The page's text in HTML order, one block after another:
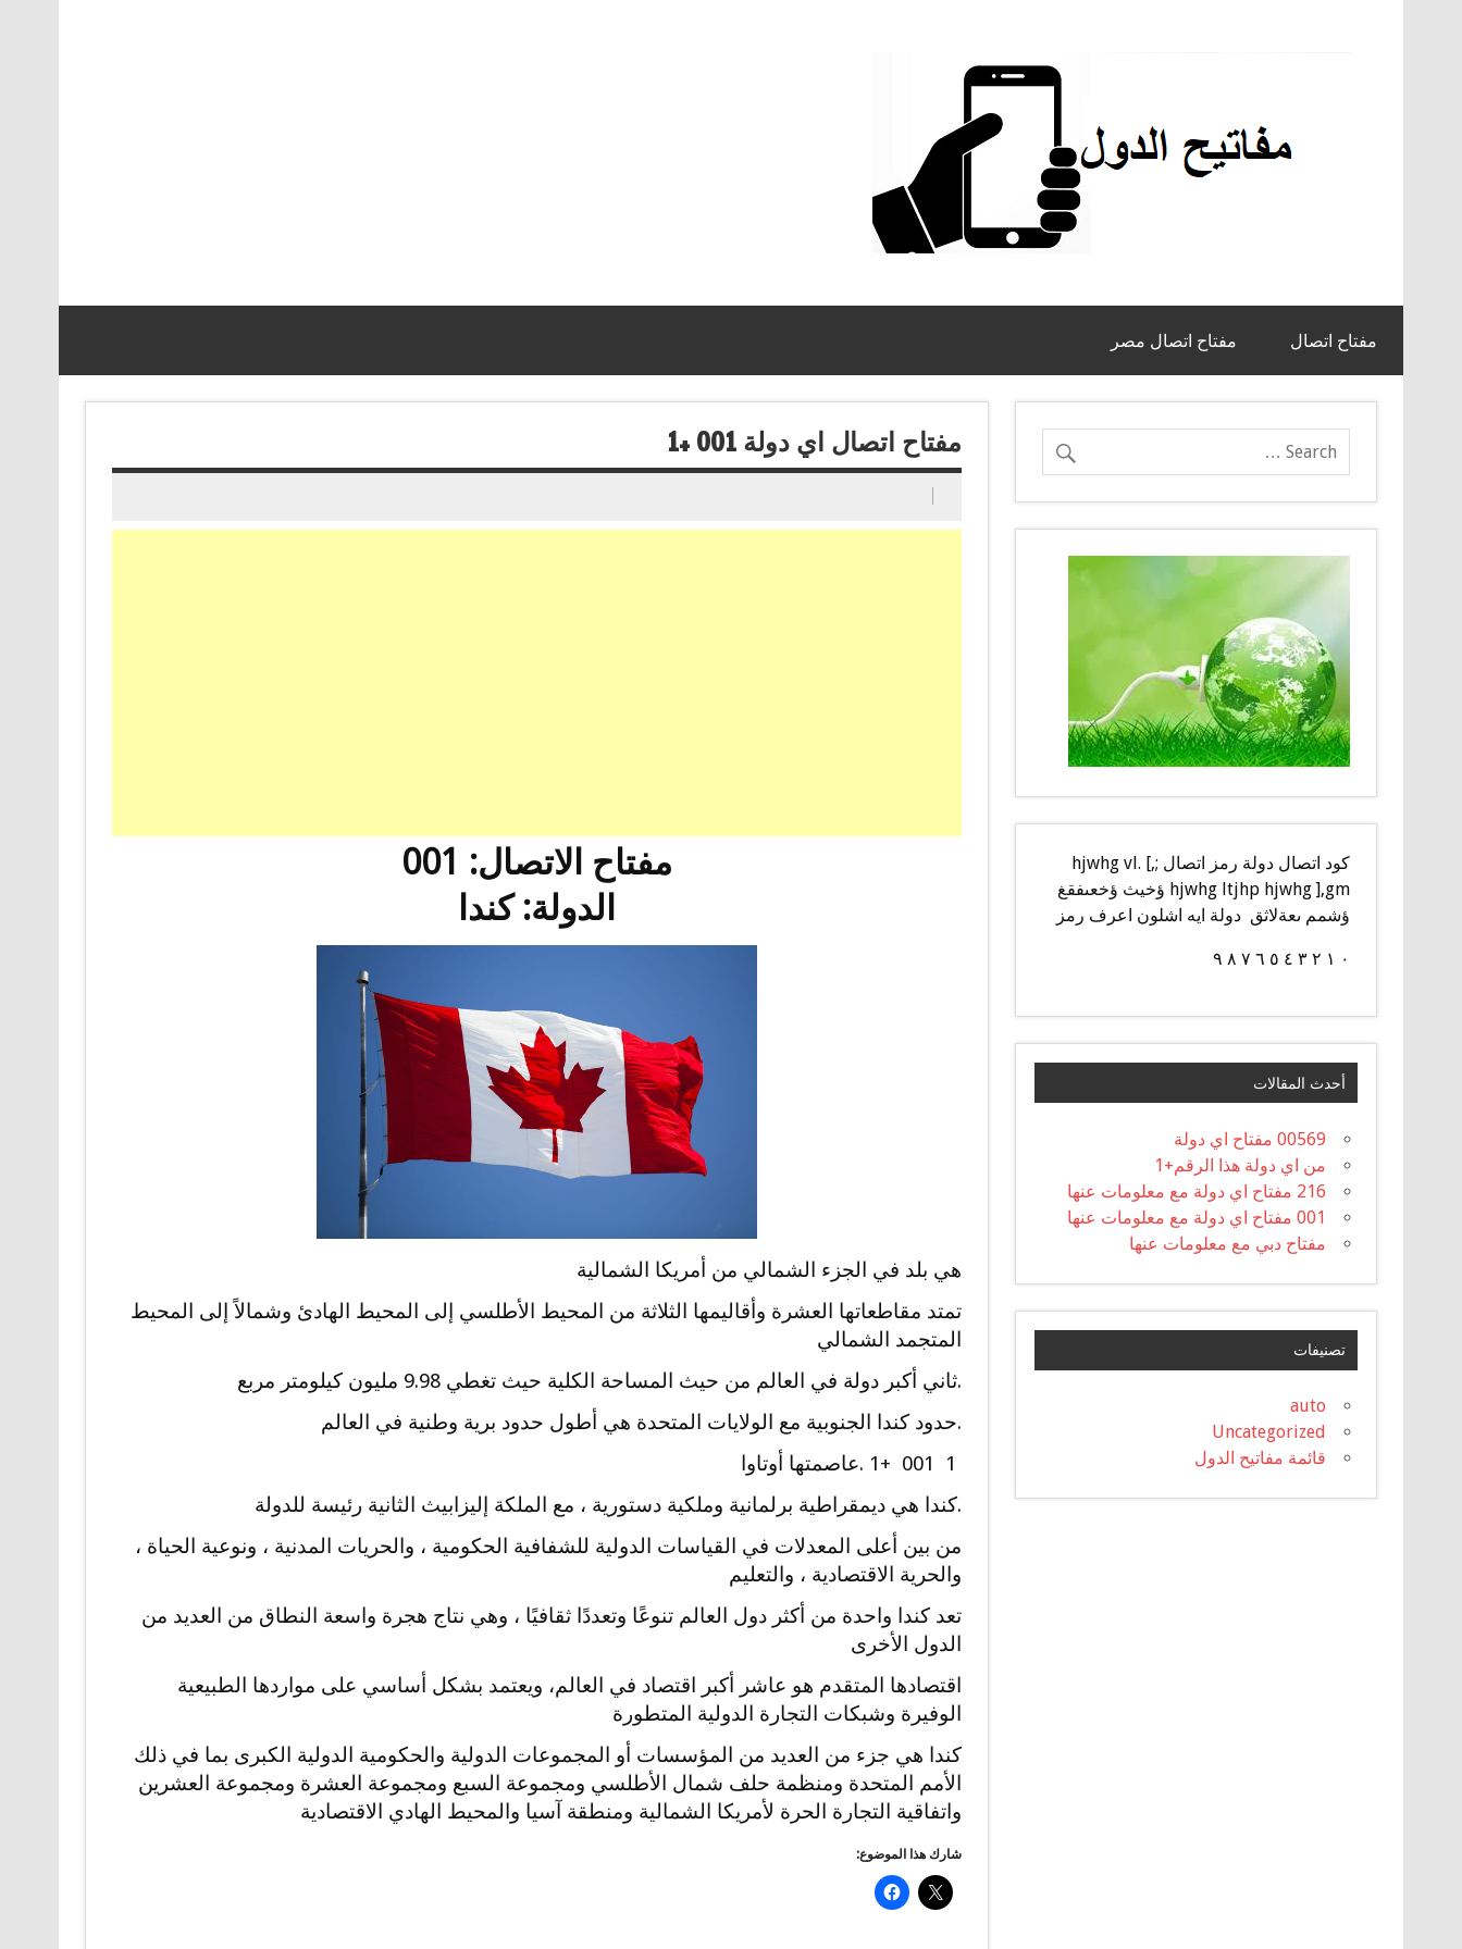
مفتاح اتصال مفتاح اتصال مصر
مفتاح اتصال اي دولة 001 +1
مفتاح الاتصال: 001
الدولة: كندا
هي بلد في الجزء الشمالي من أمريكا الشمالية
تمتد مقاطعاتها العشرة وأقاليمها الثلاثة من المحيط الأطلسي إلى المحيط الهادئ وشمالاً إلى المحيط
المتجمد الشمالي
.ثاني أكبر دولة في العالم من حيث المساحة الكلية حيث تغطي 9.98 مليون كيلومتر مربع
.حدود كندا الجنوبية مع الولايات المتحدة هي أطول حدود برية وطنية في العالم
.كندا هي ديمقراطية برلمانية وملكية دستورية ، مع الملكة إليزابيث الثانية رئيسة للدولة
من بين أعلى المعدلات في القياسات الدولية للشفافية الحكومية ، والحريات المدنية ، ونوعية الحياة ،
والحرية الاقتصادية ، والتعليم
تعد كندا واحدة من أكثر دول العالم تنوعًا وتعددًا ثقافيًا ، وهي نتاج هجرة واسعة النطاق من العديد من
الدول الأخرى
اقتصادها المتقدم هو عاشر أكبر اقتصاد في العالم، ويعتمد بشكل أساسي على مواردها الطبيعية
الوفيرة وشبكات التجارة الدولية المتطورة
كندا هي جزء من العديد من المؤسسات أو المجموعات الدولية والحكومية الدولية الكبرى بما في ذلك
الأمم المتحدة ومنظمة حلف شمال الأطلسي ومجموعة السبع ومجموعة العشرة ومجموعة العشرين
واتفاقية التجارة الحرة لأمريكا الشمالية ومنطقة آسيا والمحيط الهادي الاقتصادية
شارك هذا الموضوع:
كود اتصال دولة رمز اتصال ;,] hjwhg vl.
hjwhg ltjhp hjwhg ],gm ؤخيث ؤخعىفقغ
ؤشمم ىعةلاثق دولة ايه اشلون اعرف رمز
٠ ١ ٢ ٣ ٤ ٥ ٦ ٧ ٨ ٩
أحدث المقالات
00569 مفتاح اي دولة
من اي دولة هذا الرقم+1
216 مفتاح اي دولة مع معلومات عنها
001 مفتاح اي دولة مع معلومات عنها
مفتاح دبي مع معلومات عنها
تصنيفات
auto
Uncategorized
قائمة مفاتيح الدول